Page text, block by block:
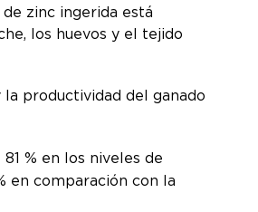
zinc ingerida está
los huevos y el tejido
productividad del ganado
% en los niveles de
en comparación con la